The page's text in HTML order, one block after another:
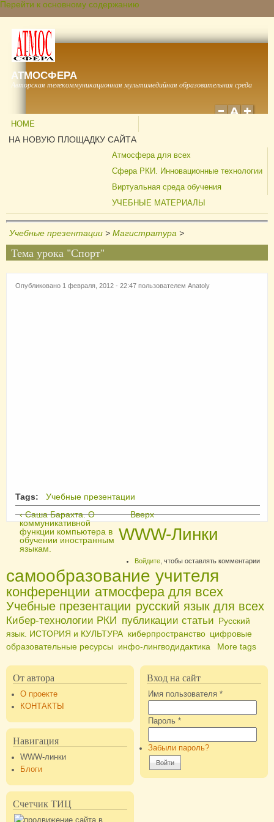
Перейти к основному содержанию
АТМОСФЕРА
Авторская телекоммуникационная мультимедийная образовательная среда
HOME
НА НОВУЮ ПЛОЩАДКУ САЙТА
Атмосфера для всех
Сфера РКИ. Инновационные технологии
Виртуальная среда обучения
УЧЕБНЫЕ МАТЕРИАЛЫ
Учебные презентации > Магистратура >
Тема урока "Спорт"
Опубликовано 1 февраля, 2012 - 22:47 пользователем Anatoly
Tags:
Учебные презентации
‹ Саша Барахта. О
коммуникативной
функции компьютера в
обучении иностранным
языкам.
Вверх
Войдите , чтобы оставлять комментарии
WWW-Линки
самообразование учителя
конференции атмосфера для всех
Учебные презентации русский язык для всех
Кибер-технологии РКИ публикации статьи Русский
язык. ИСТОРИЯ и КУЛЬТУРА киберпространство цифровые
образовательные ресурсы
инфо-лингводидактика More tags
От автора
О проекте
КОНТАКТЫ
Навигация
WWW-линки
Блоги
Счетчик ТИЦ
Вход на сайт
Имя пользователя *
Пароль *
Забыли пароль?